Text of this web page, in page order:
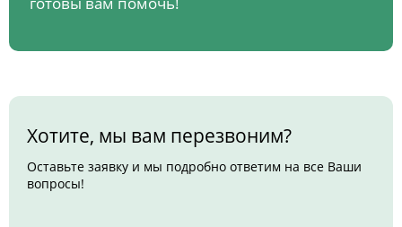
Хотите, мы вам перезвоним?
Оставьте заявку и мы подробно ответим на все Ваши
вопросы!